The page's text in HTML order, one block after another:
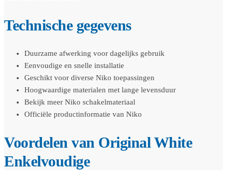
Technische gegevens
Duurzame afwerking voor dagelijks gebruik
Eenvoudige en snelle installatie
Geschikt voor diverse Niko toepassingen
Hoogwaardige materialen met lange levensduur
Bekijk meer Niko schakelmateriaal
Officiële productinformatie van Niko
Voordelen van Original White
Enkelvoudige